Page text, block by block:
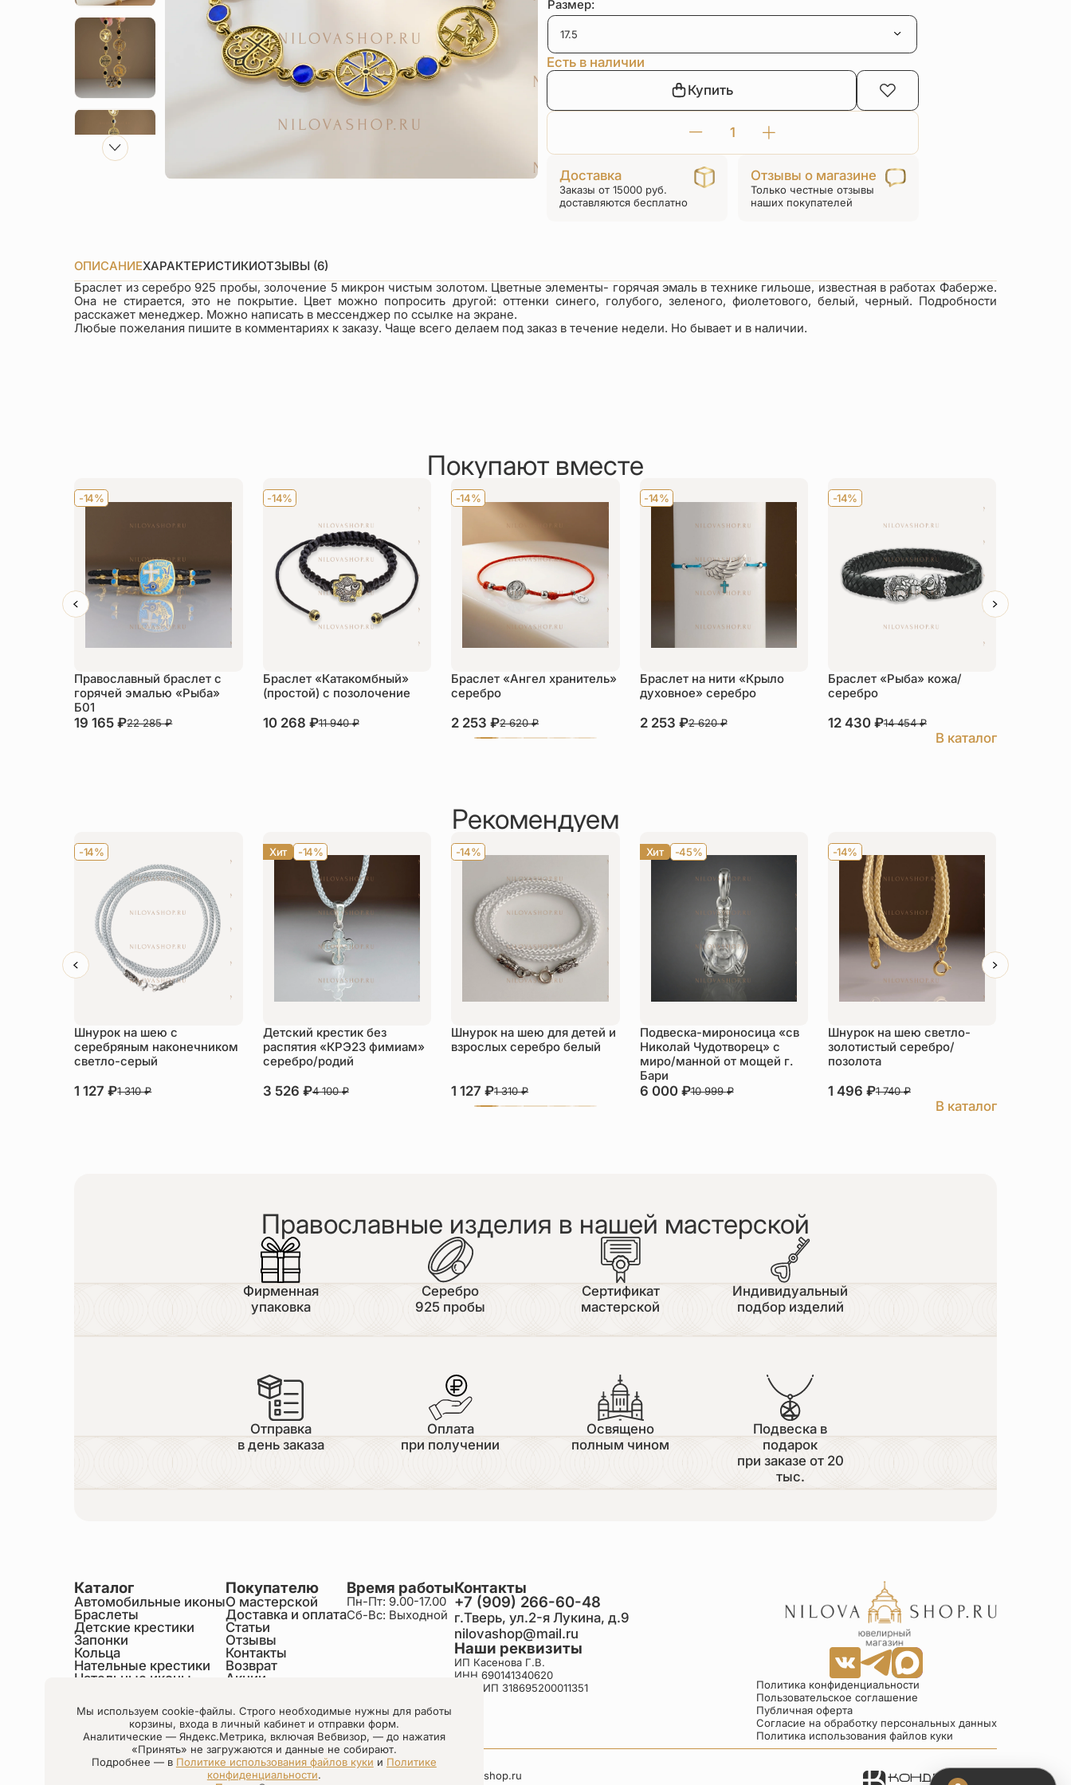
Размер:
Есть в наличии
Купить
Количество
товара
Православный
браслет
«Многочастный»
позолотой
Доставка
Заказы от 15000 руб.
доставляются бесплатно
Отзывы о магазине
Только честные отзывы
наших покупателей
ОПИСАНИЕХАРАКТЕРИСТИКИОТЗЫВЫ (6)
Браслет из серебро 925 пробы, золочение 5 микрон чистым золотом. Цветные элементы- горячая эмаль в технике гильоше, известная в работах Фаберже.
Она не стирается, это не покрытие. Цвет можно попросить другой: оттенки синего, голубого, зеленого, фиолетового, белый, черный. Подробности
расскажет менеджер. Можно написать в мессенджер по ссылке на экране.
Любые пожелания пишите в комментариях к заказу. Чаще всего делаем под заказ в течение недели. Но бывает и в наличии.
Покупают вместе
-14%
Православный браслет с
горячей эмалью «Рыба»
Б01
19 165₽22 285₽
-14%
Браслет «Катакомбный»
(простой) с позолочение
10 268 ₽11 940₽
-14%
Браслет «Ангел хранитель»
серебро
2 253₽2 620₽
-14%
Браслет на нити «Крыло
духовное» серебро
2 253 ₽2 620₽
-14%
Браслет «Рыба» кожа/
серебро
12 430 ₽14 454₽
В каталог
Рекомендуем
-14%
Шнурок на шею с
серебряным наконечником
светло-серый
1 127₽1 310₽
Хит -14%
Детский крестик без
распятия «КРЭ23 фимиам»
серебро/родий
3 526 ₽4 100₽
-14%
Шнурок на шею для детей и
взрослых серебро белый
1 127₽1 310₽
Хит -45%
Подвеска-мироносица «св
Николай Чудотворец» с
миро/манной от мощей г.
Бари
6 000 ₽10 999₽
-14%
Шнурок на шею светло-
золотистый серебро/
позолота
1 496 ₽1 740₽
В каталог
Православные изделия в нашей мастерской
Фирменная
упаковка
Серебро
925 пробы
Сертификат
мастерской
Индивидуальный
подбор изделий
Отправка
в день заказа
Оплата
при получении
Освящено
полным чином
Подвеска в
подарок
при заказе от 20
тыс.
Каталог
Автомобильные иконы
Браслеты
Детские крестики
Запонки
Кольца
Нательные крестики
Нательные иконы
Образки именные
Статуэтки святых
Шнурки на шею
Чётки
Покупателю
О мастерской
Доставка и оплата
Статьи
Отзывы
Контакты
Возврат
Акции
Время работы
Пн-Пт: 9.00-17.00
Сб-Вс: Выходной
Контакты
+7 (909) 266-60-48
г.Тверь, ул.2-я Лукина, д.9
nilovashop@mail.ru
Наши реквизиты
ИП Касенова Г.В.
ИНН 690141340620
ОГРНИП 318695200011351
Политика конфиденциальности
Пользовательское соглашение
Публичная оферта
Согласие на обработку персональных данных
Политика использования файлов куки
nilovashop.ru
Мы используем cookie-файлы. Строго необходимые нужны для работы
корзины, входа в личный кабинет и отправки форм.
Аналитические — Яндекс.Метрика, включая Вебвизор, — до нажатия
«Принять» не загружаются и данные не собирают.
Подробнее — в Политике использования файлов куки и Политике
конфиденциальности.